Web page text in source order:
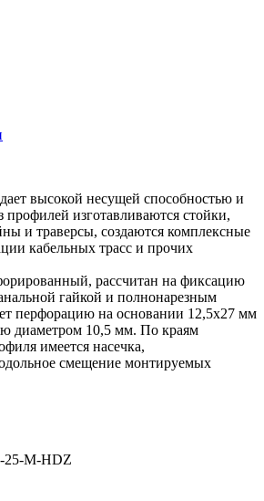
высокой несущей способностью и
профилей изготавливаются стойки,
и траверсы, создаются комплексные
кабельных трасс и прочих
рассчитан на фиксацию
гайкой и полнонарезным
перфорацию на основании 12,5х27 мм
диаметром 10,5 мм. По краям
имеется насечка,
смещение монтируемых
25-M-HDZ